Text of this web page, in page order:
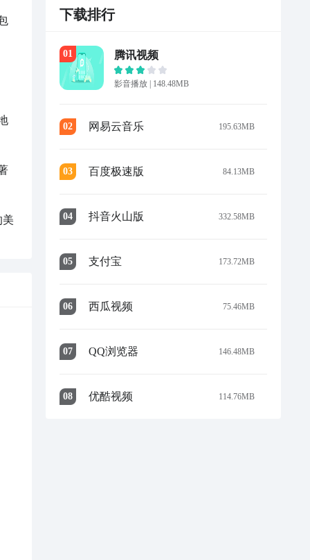
美
下载排行
01 腾讯视频
影音播放 | 148.48MB
02 网易云音乐 195.63MB
03 百度极速版 84.13MB
04 抖音火山版 332.58MB
05 支付宝 173.72MB
06 西瓜视频 75.46MB
07 QQ浏览器 146.48MB
08 优酷视频 114.76MB